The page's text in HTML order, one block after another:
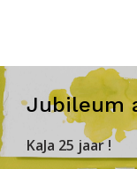
Jubileum
KaJa 25 jaar !